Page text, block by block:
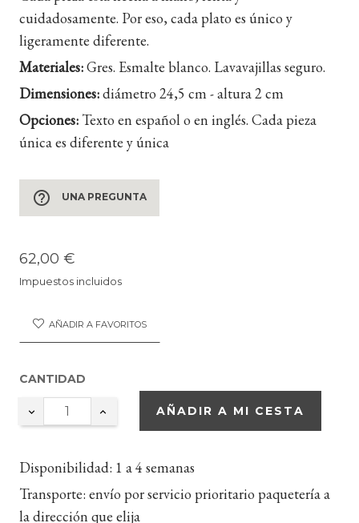
cuidadosamente. Por eso, cada plato es único y
ligeramente diferente.
Materiales:Gres. Esmalte blanco. Lavavajillas seguro.
Dimensiones:diámetro 24,5 cm - altura 2 cm
Opciones: Texto en español o en inglés. Cada pieza
única es diferente y única
help_outline UNA PREGUNTA
62,00 €
Impuestos incluidos
AÑADIR A FAVORITOS
CANTIDAD
AÑADIR A MI CESTA
Disponibilidad: 1 a 4 semanas
Transporte: envío por servicio prioritario paquetería a
la dirección que elija